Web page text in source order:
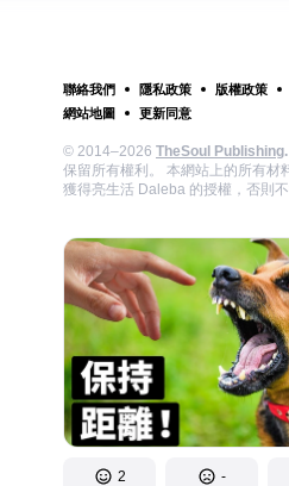
聯絡我們 隱私政策 版權政策
網站地圖
更新同意
© 2014–2026 TheSoul Publishing.
保留所有權利。 本網站上的所有材
獲得亮生活 Daleba 的授權，否則
2 -